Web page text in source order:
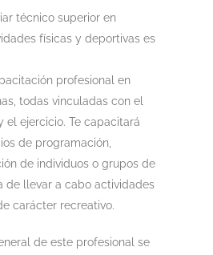
técnico superior en
físicas y deportivas es
profesional en
todas vinculadas con el
el ejercicio. Te capacitará
de programación,
de individuos o grupos de
de llevar a cabo actividades
carácter recreativo.
de este profesional se